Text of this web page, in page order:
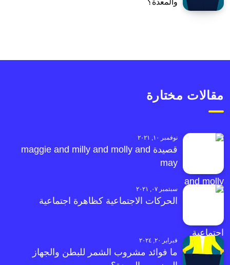
والمعدة؟
مقالات مختارة
نوفمبر ١٠, ٢٠٢١
قصيدة maggie and milly and molly and
may
سبتمبر ٠٧, ٢٠٢١
الحركات الاجتماعية كظاهرة اجتماعية
فبراير ٢٠, ٢٠٢٤
ما فوائد مشروب الشمر للبطن والجهاز